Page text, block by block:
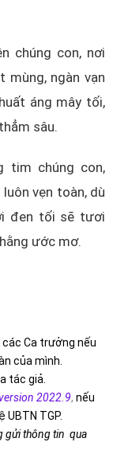
chúng con, nơi
ngàn vạn
áng mây tối,
sâu.
tim chúng con,
vẹn toàn, dù
đen tối sẽ tươi
ước mơ.
các Ca trưởng nếu
của mình.
tác giả.
2022.9, nếu
TGP.
gửi thông tin qua